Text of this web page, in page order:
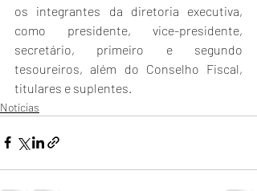
os integrantes da diretoria executiva,
como presidente, vice-presidente,
secretário, primeiro e segundo
tesoureiros, além do Conselho Fiscal,
titulares e suplentes.
Notícias